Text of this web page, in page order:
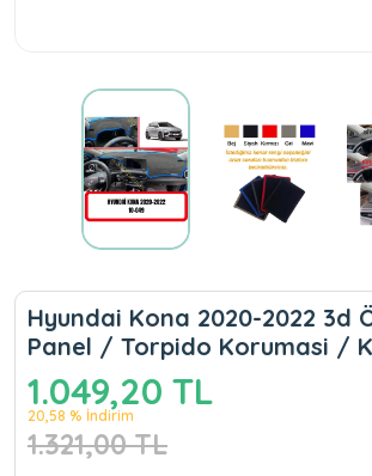
Hyundai Kona 2020-2022 3d
Panel / Torpido Korumasi /
1.049,20 TL
20,58 % İndirim
1.321,00 TL